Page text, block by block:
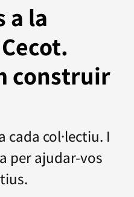
a la
construir
cada col·lectiu. I
per ajudar-vos